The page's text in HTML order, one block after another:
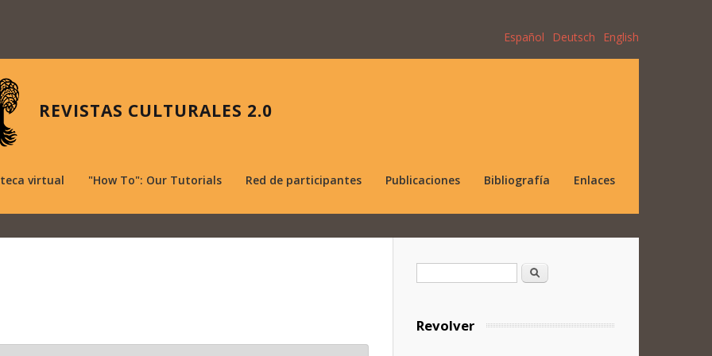
Español Deutsch English
REVISTAS CULTURALES 2.0
virtual "How To": Our Tutorials Red de participantes Publicaciones Bibliografía Enlaces
Formulario de búsqueda
Buscar
Revolver